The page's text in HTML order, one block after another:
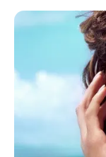
Wetzlar - Dom